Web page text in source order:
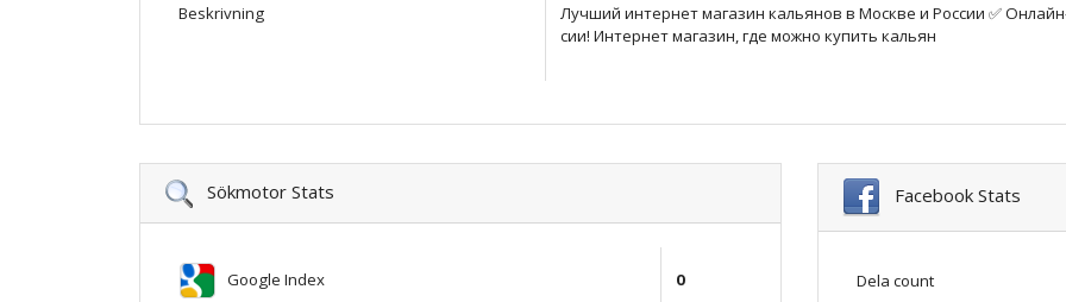
Beskrivning
Лучший интернет магазин кальянов в Москве и России ✅
сии! Интернет магазин, где можно купить кальян
Sökmotor Stats
Google Index 0
Facebook Stats
Dela count